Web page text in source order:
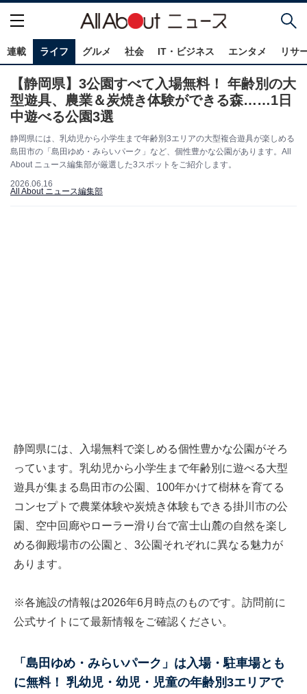
連載 ライフ グルメ 社会 IT・ビジネス エンタメ リサ
【静岡県】3公園すべて入場無料！ 年齢別の大
型遊具、農業＆炭焼き体験ができる森……1日
中遊べる公園3選
静岡県には、乳幼児から小学生まで年齢別3エリアの大型複合遊具が楽しめる
島田市の「島田ゆめ・みらいパーク」など、個性豊かな公園があります。All
About ニュース編集部が厳選した3スポットをご紹介します。
2026.06.16
All About ニュース編集部
静岡県には、入場無料で楽しめる個性豊かな公園がそろ
っています。乳幼児から小学生まで年齢別に遊べる大型
遊具が集まる島田市の公園、100年かけて樹林を育てる
コンセプトで農業体験や炭焼き体験もできる掛川市の公
園、空中回廊やローラー滑り台で富士山麓の自然を楽し
める御殿場市の公園と、3公園それぞれに異なる魅力が
あります。
※各施設の情報は2026年6月時点のものです。訪問前に
公式サイトにて最新情報をご確認ください。
「島田ゆめ・みらいパーク」は入場・駐車場とも
に無料！ 乳幼児・幼児・児童の年齢別3エリアで